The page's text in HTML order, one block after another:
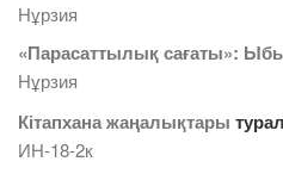
Нұрзия
«Парасаттылық сағаты»:
Нұрзия
Кітапхана жаңалықтары
ИН-18-2к